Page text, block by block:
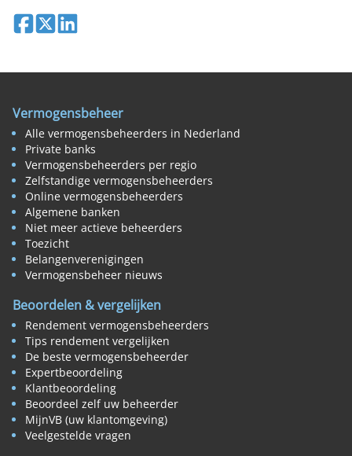
Deel op Facebook
Deel op XDeel op LinkedIn
Vermogensbeheer
Alle vermogensbeheerders in Nederland
Private banks
Vermogensbeheerders per regio
Zelfstandige vermogensbeheerders
Online vermogensbeheerders
Algemene banken
Niet meer actieve beheerders
Toezicht
Belangenverenigingen
Vermogensbeheer nieuws
Beoordelen & vergelijken
Rendement vermogensbeheerders
Tips rendement vergelijken
De beste vermogensbeheerder
Expertbeoordeling
Klantbeoordeling
Beoordeel zelf uw beheerder
MijnVB (uw klantomgeving)
Veelgestelde vragen